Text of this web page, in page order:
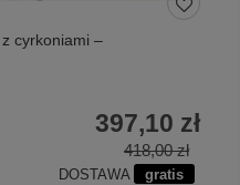
cyrkoniami –
418,00 zł
397,10 zł
DOSTAWA gratis